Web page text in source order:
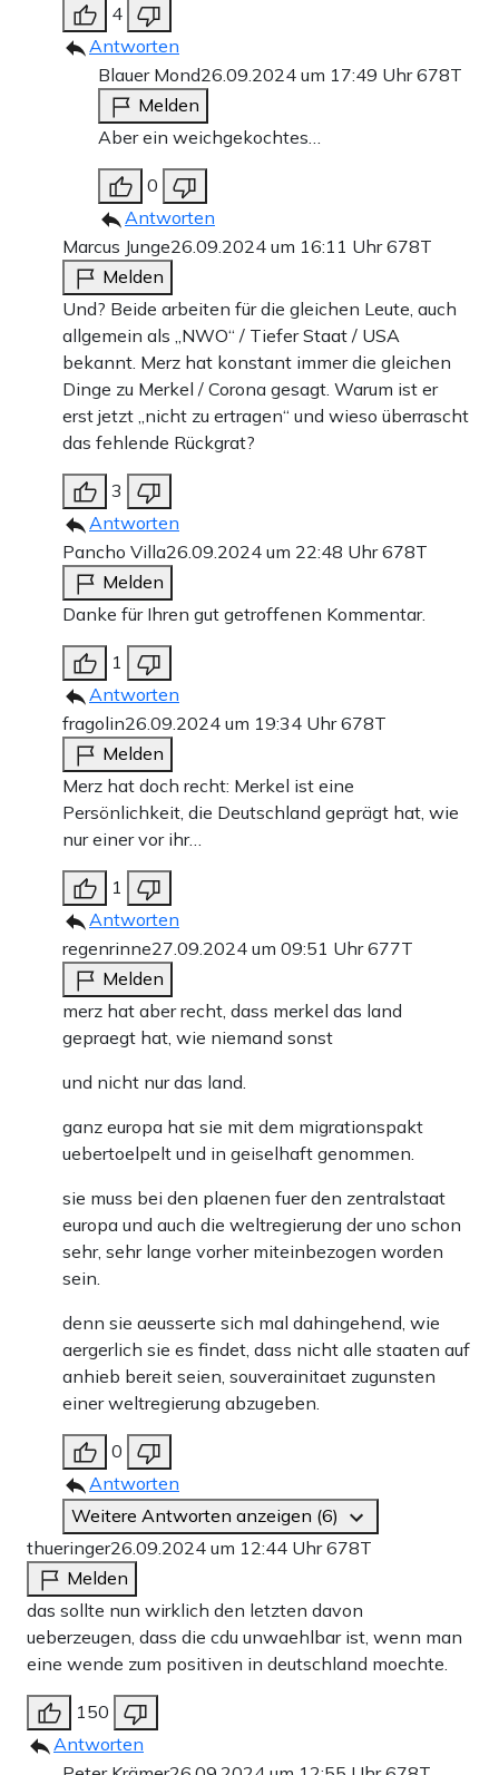
4
Antworten
Blauer Mond26.09.2024 um 17:49 Uhr678T
Melden
Aber ein weichgekochtes…
0
Antworten
Marcus Junge26.09.2024 um 16:11 Uhr678T
Melden
Und? Beide arbeiten für die gleichen Leute, auch
allgemein als „NWO“ / Tiefer Staat / USA
bekannt. Merz hat konstant immer die gleichen
Dinge zu Merkel / Corona gesagt. Warum ist er
erst jetzt „nicht zu ertragen“ und wieso überrascht
das fehlende Rückgrat?
3
Antworten
Pancho Villa26.09.2024 um 22:48 Uhr678T
Melden
Danke für Ihren gut getroffenen Kommentar.
1
Antworten
fragolin26.09.2024 um 19:34 Uhr678T
Melden
Merz hat doch recht: Merkel ist eine
Persönlichkeit, die Deutschland geprägt hat, wie
nur einer vor ihr…
1
Antworten
regenrinne27.09.2024 um 09:51 Uhr677T
Melden
merz hat aber recht, dass merkel das land
gepraegt hat, wie niemand sonst
und nicht nur das land.
ganz europa hat sie mit dem migrationspakt
uebertoelpelt und in geiselhaft genommen.
sie muss bei den plaenen fuer den zentralstaat
europa und auch die weltregierung der uno schon
sehr, sehr lange vorher miteinbezogen worden
sein.
denn sie aeusserte sich mal dahingehend, wie
aergerlich sie es findet, dass nicht alle staaten auf
anhieb bereit seien, souverainitaet zugunsten
einer weltregierung abzugeben.
0
Antworten
Weitere Antworten anzeigen (6)
thueringer26.09.2024 um 12:44 Uhr678T
Melden
das sollte nun wirklich den letzten davon
ueberzeugen, dass die cdu unwaehlbar ist, wenn man
eine wende zum positiven in deutschland moechte.
150
Antworten